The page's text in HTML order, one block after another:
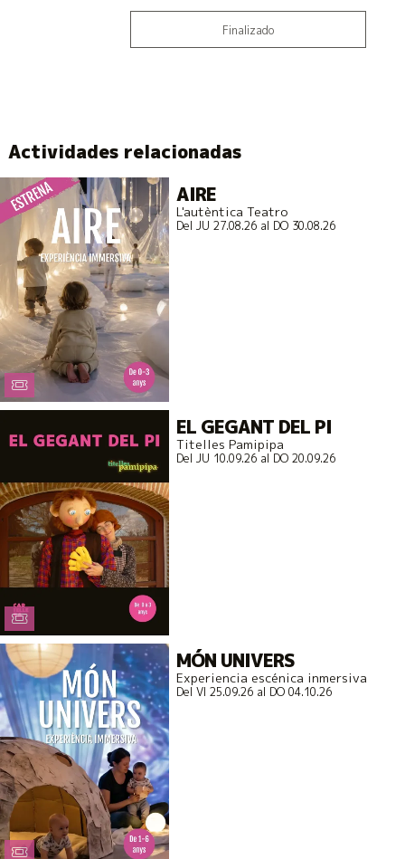
Finalizado
Actividades relacionadas
AIRE
L'autèntica Teatro
Del JU 27.08.26al DO 30.08.26
EL GEGANT DEL PI
Titelles Pamipipa
Del JU 10.09.26al DO 20.09.26
MÓN UNIVERS
Experiencia escénica inmersiva
Del VI 25.09.26al DO 04.10.26